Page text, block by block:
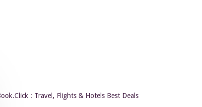
: Travel, Flights & Hotels Best Deals